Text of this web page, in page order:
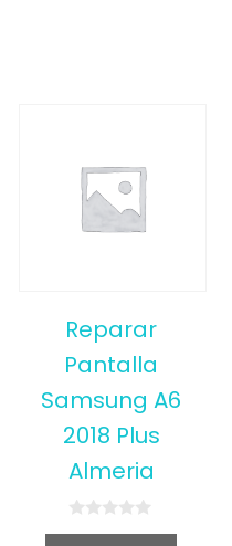
Reparar
Pantalla
Samsung A6
2018 Plus
Almeria
0